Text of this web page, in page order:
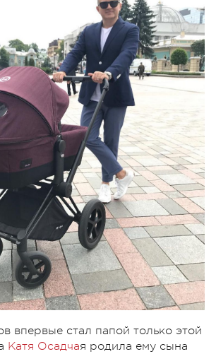
впервые стал папой только этой
Катя Осадчая родила ему сына